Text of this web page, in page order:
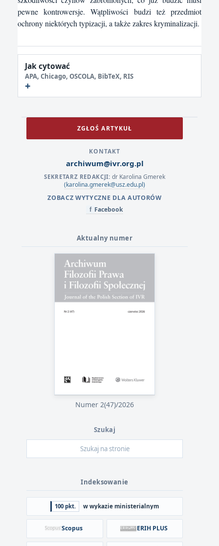
pewne kontrowersje. Wątpliwości budzi też przedmiot
ochrony niektórych typizacji, a także zakres kryminalizacji.
Jak cytować
APA, Chicago, OSCOLA, BibTeX, RIS
ZGŁOŚ ARTYKUŁ
KONTAKT
archiwum@ivr.org.pl
SEKRETARZ REDAKCJI: dr Karolina Gmerek
(karolina.gmerek@usz.edu.pl)
ZOBACZ WYTYCZNE DLA AUTORÓW
f Facebook
Aktualny numer
Numer 2(47)/2026
Indeksowanie
100 pkt. w wykazie ministerialnym
Scopus ERIH PLUS
Szukaj